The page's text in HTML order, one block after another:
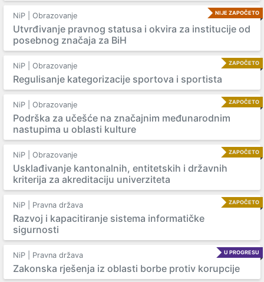
NIJE ZAPOČETO
NiP | Obrazovanje
Utvrđivanje pravnog statusa i okvira za institucije od
posebnog značaja za BiH
ZAPOČETO
NiP | Obrazovanje
Regulisanje kategorizacije sportova i sportista
ZAPOČETO
NiP | Obrazovanje
Podrška za učešće na značajnim međunarodnim
nastupima u oblasti kulture
ZAPOČETO
NiP | Obrazovanje
Usklađivanje kantonalnih, entitetskih i državnih
kriterija za akreditaciju univerziteta
ZAPOČETO
NiP | Pravna država
Razvoj i kapacitiranje sistema informatičke
sigurnosti
U PROGRESU
NiP | Pravna država
Zakonska rješenja iz oblasti borbe protiv korupcije